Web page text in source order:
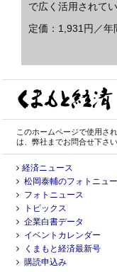
で広く活用されてい
定価：1,931円／
このホームページで使用さ
は、弊社までお問合せ下さい
経済ニュース
松岡泰輔のフォトニュ
フォトニュース
トピックス
企業白書データ
イベントカレンダー
くまもと経済最新号
購読申込み